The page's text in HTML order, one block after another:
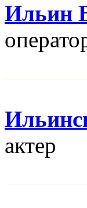
Ильин
актер